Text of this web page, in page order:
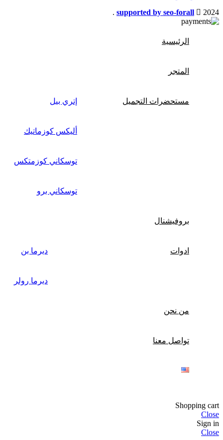
supported by seo-forall
2024
.
الرئيسية
المتجر
مستحضرات التجميل إتري بيل
أليكس كوزماتيك
توسكاني كوزمتكس
توسكاني برو
بروفيشنال
ادوات ديرما بن
ديرما رولر
من نحن
تواصل معنا
Shopping cart
Close
Sign in
Close